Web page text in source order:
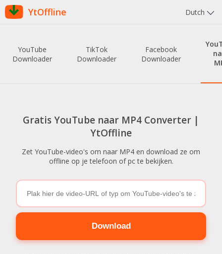
YtOffline Dutch
YouTube
Downloader
TikTok
Downloader
Facebook
Downloader
Gratis YouTube naar MP4 Converter |
YtOffline
Zet YouTube-video's om naar MP4 en download ze om
offline op je telefoon of pc te bekijken.
Download